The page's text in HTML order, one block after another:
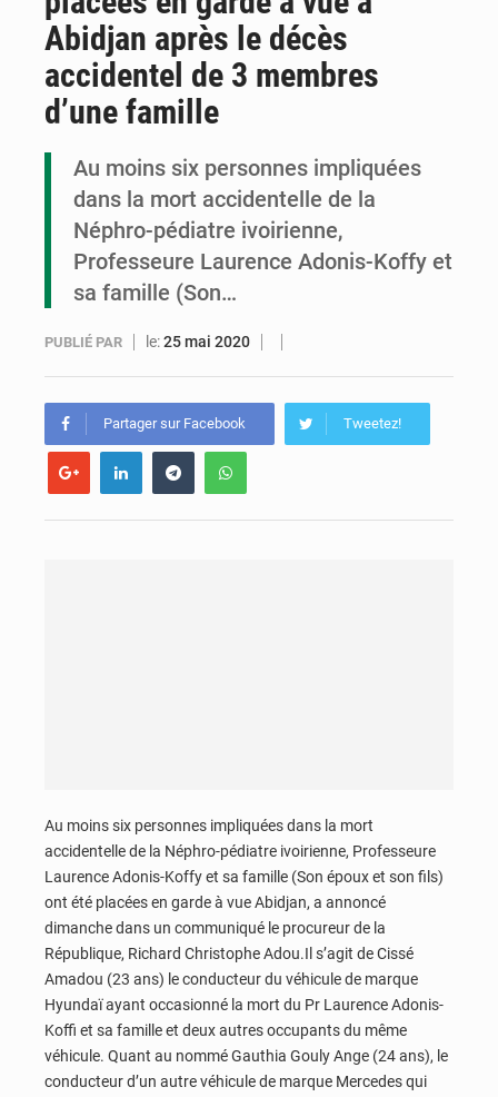
Abidjan après le décès
accidentel de 3 membres
d’une famille
Au moins six personnes impliquées
dans la mort accidentelle de la
Néphro-pédiatre ivoirienne,
Professeure Laurence Adonis-Koffy et
sa famille (Son…
PUBLIÉ PAR le:25 mai 2020
Partager sur Facebook Tweetez!
Au moins six personnes impliquées dans la mort
accidentelle de la Néphro-pédiatre ivoirienne, Professeure
Laurence Adonis-Koffy et sa famille (Son époux et son fils)
ont été placées en garde à vue Abidjan, a annoncé
dimanche dans un communiqué le procureur de la
République, Richard Christophe Adou.Il s’agit de Cissé
Amadou (23 ans) le conducteur du véhicule de marque
Hyundaï ayant occasionné la mort du Pr Laurence Adonis-
Koffi et sa famille et deux autres occupants du même
véhicule. Quant au nommé Gauthia Gouly Ange (24 ans), le
conducteur d’un autre véhicule de marque Mercedes qui